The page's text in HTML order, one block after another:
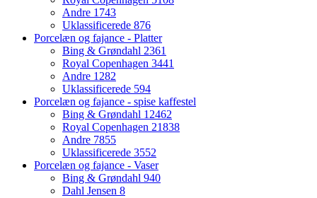
Andre 1743
Uklassificerede 876
Porcelæn og fajance - Platter
Bing & Grøndahl 2361
Royal Copenhagen 3441
Andre 1282
Uklassificerede 594
Porcelæn og fajance - spise kaffestel
Bing & Grøndahl 12462
Royal Copenhagen 21838
Andre 7855
Uklassificerede 3552
Porcelæn og fajance - Vaser
Bing & Grøndahl 940
Dahl Jensen 8